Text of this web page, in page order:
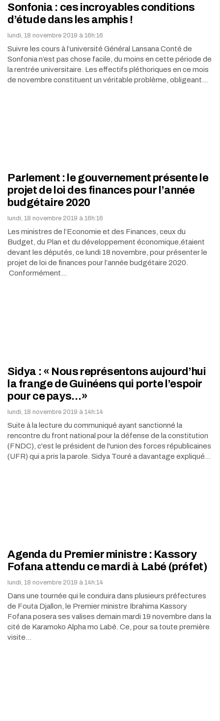
Sonfonia : ces incroyables conditions
d’étude dans les amphis !
lundi, 18 novembre 2019 à 16h:16
Suivre les cours à l’université Général Lansana Conté de
Sonfonia n’est pas chose facile, du moins en cette période de
la rentrée universitaire. Les effectifs pléthoriques en ce mois
de novembre constituent un véritable problème, obligeant…
Parlement : le gouvernement présente le
projet de loi des finances pour l’année
budgétaire 2020
lundi, 18 novembre 2019 à 16h:16
Les ministres de l’Economie et des Finances, ceux du
Budget, du Plan et du développement économique,étaient
devant les députés, ce lundi 18 novembre, pour présenter le
projet de loi de finances pour l’année budgétaire 2020.
Conformément…
Sidya : « Nous représentons aujourd’hui
la frange de Guinéens qui porte l’espoir
pour ce pays…»
lundi, 18 novembre 2019 à 14h:14
Suite à la lecture du communiqué ayant sanctionné la
rencontre du front national pour la défense de la constitution
(FNDC), c'est le président de l'union des forces républicaines
(UFR) qui a pris la parole. Sidya Touré a davantage expliqué…
Agenda du Premier ministre : Kassory
Fofana attendu ce mardi à Labé (préfet)
lundi, 18 novembre 2019 à 14h:14
Dans une tournée qui le conduira dans plusieurs préfectures
de Fouta Djallon, le Premier ministre Ibrahima Kassory
Fofana posera ses valises demain mardi 19 novembre dans la
cité de Karamoko Alpha mo Labé. Ce, pour sa toute première
visite…